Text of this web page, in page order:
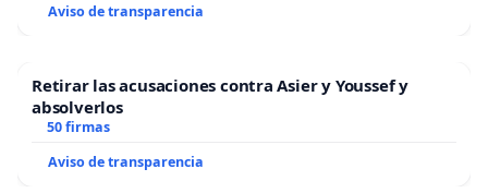
Aviso de transparencia
Retirar las acusaciones contra Asier y Youssef y
absolverlos
50 firmas
Aviso de transparencia